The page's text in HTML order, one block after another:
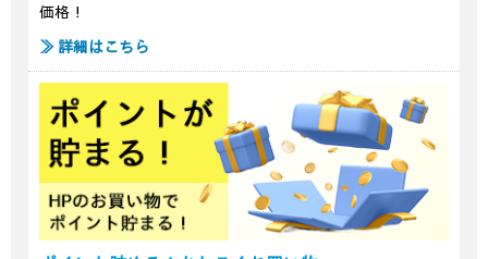
価格！
≫ 詳細はこちら